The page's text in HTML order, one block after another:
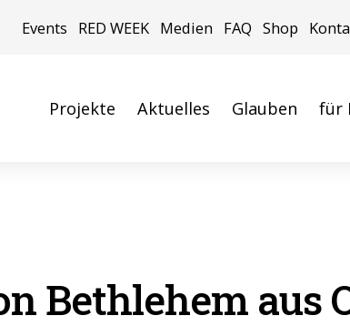
Events RED WEEK Medien FAQ Shop
Projekte Aktuelles Glauben für
Bethlehem aus